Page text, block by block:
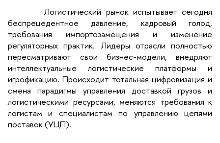
Логистический рынок испытывает сегодня
беспрецедентное давление, кадровый голод,
требования импортозамещения и изменение
регуляторных практик. Лидеры отрасли полностью
пересматривают свои бизнес-модели, внедряют
интеллектуальные логистические платформы и
игрофикацию. Происходит тотальная цифровизация и
смена парадигмы управления доставкой грузов и
логистическими ресурсами, меняются требования к
логистам и специалистам по управлению цепями
поставок (УЦП).